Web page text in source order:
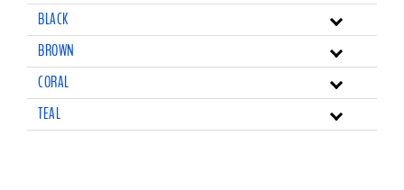
BLACK
BROWN
CORAL
TEAL